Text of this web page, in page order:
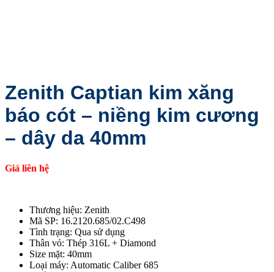
Zenith Captian kim xăng
báo cót – niềng kim cương
– dây da 40mm
Giá liên hệ
Thương hiệu: Zenith
Mã SP: 16.2120.685/02.C498
Tình trạng: Qua sử dụng
Thân vỏ: Thép 316L + Diamond
Size mặt: 40mm
Loại máy: Automatic Caliber 685